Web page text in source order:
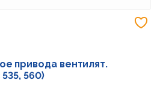
привода вентилят.
560)